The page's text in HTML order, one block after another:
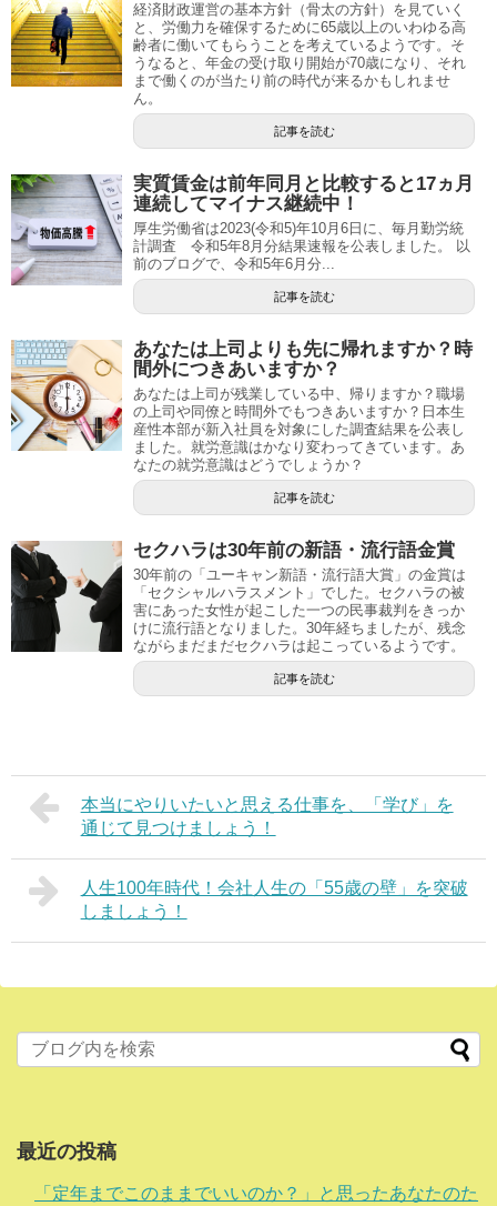
経済財政運営の基本方針（骨太の方針）を見ていく
と、労働力を確保するために65歳以上のいわゆる高
齢者に働いてもらうことを考えているようです。そ
うなると、年金の受け取り開始が70歳になり、それ
まで働くのが当たり前の時代が来るかもしれませ
ん。
記事を読む
実質賃金は前年同月と比較すると17ヵ月
連続してマイナス継続中！
厚生労働省は2023(令和5)年10月6日に、毎月勤労統
計調査 令和5年8月分結果速報を公表しました。 以
前のブログで、令和5年6月分...
記事を読む
あなたは上司よりも先に帰れますか？時
間外につきあいますか？
あなたは上司が残業している中、帰りますか？職場
の上司や同僚と時間外でもつきあいますか？日本生
産性本部が新入社員を対象にした調査結果を公表し
ました。就労意識はかなり変わってきています。あ
なたの就労意識はどうでしょうか？
記事を読む
セクハラは30年前の新語・流行語金賞
30年前の「ユーキャン新語・流行語大賞」の金賞は
「セクシャルハラスメント」でした。セクハラの被
害にあった女性が起こした一つの民事裁判をきっか
けに流行語となりました。30年経ちましたが、残念
ながらまだまだセクハラは起こっているようです。
記事を読む
本当にやりいたいと思える仕事を、「学び」を
通じて見つけましょう！
人生100年時代！会社人生の「55歳の壁」を突破
しましょう！
最近の投稿
「定年までこのままでいいのか？」と思ったあなたのた